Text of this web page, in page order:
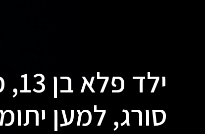
סורג, למען